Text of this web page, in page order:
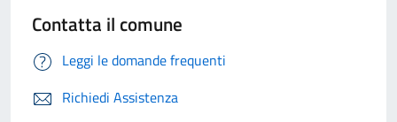
Contatta il comune
Leggi le domande frequenti
Richiedi Assistenza